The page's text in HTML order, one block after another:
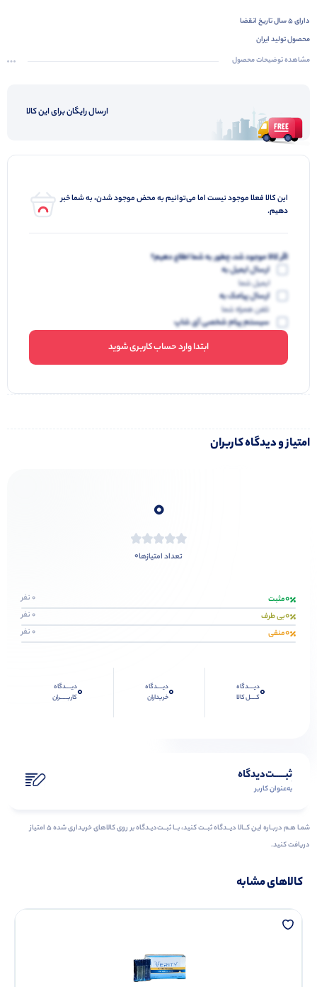
دارای 5 سال تاریخ انقضا
محصول تولید ایران
قیمت مناسب
مشاهده توضیحات محصول
ارسال رایگان برای این کالا
این کالا فعلا موجود نیست اما می‌توانیم به محض موجود شدن، به شما خبر
دهیم.
اگر کالا موجود شد، چطور به شما اطلاع دهیم؟
ارسال ایمیل به
ایمیل شما
ارسال پیامک به
تلفن همراه شما
سیستم پیام شخصی آی شاپ
ابتدا وارد حساب کاربری شوید
امتیاز و دیدگاه کاربران
0
تعداد امتیازها0
0مثبت 0 نفر
0بی طرف 0 نفر
0منفی 0 نفر
0دیــــدگاه
کــــل کالا
0دیــــدگاه
خریداران
0دیــــدگاه
کاربـــــران
ثبـــــت‌دیدگاه
به‌عنوان کاربر
شمـا هـم دربـاره ایـن کــالا دیــدگاه ثبــت کنید، بــا ثبــت‌دیـدگاه بر روی کالاهای خریداری شده ۵ امتیاز
دریافت کنید.
کالاهای مشابه